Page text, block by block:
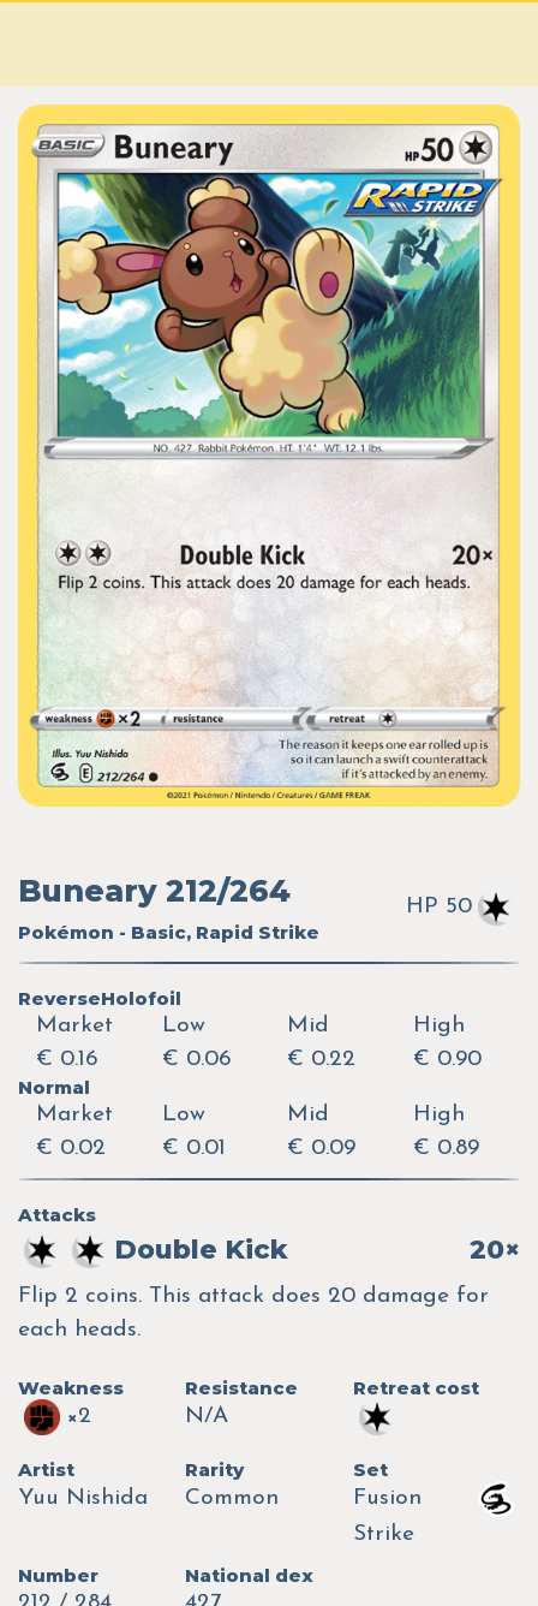
Buneary 212/264
Pokémon - Basic, Rapid Strike
HP 50
ReverseHolofoil
Market
€ 0.16
Low
€ 0.06
Mid
€ 0.22
High
€ 0.90
Normal
Market
€ 0.02
Low
€ 0.01
Mid
€ 0.09
High
€ 0.89
Attacks
Double Kick 20×
Flip 2 coins. This attack does 20 damage for
each heads.
Weakness
×2
Resistance
N/A
Retreat cost
Artist
Yuu Nishida
Rarity
Common
Set
Fusion
Strike
Number
National dex